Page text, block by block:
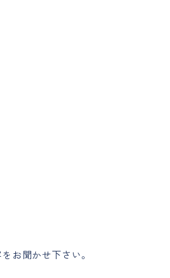
お聞かせ下さい。